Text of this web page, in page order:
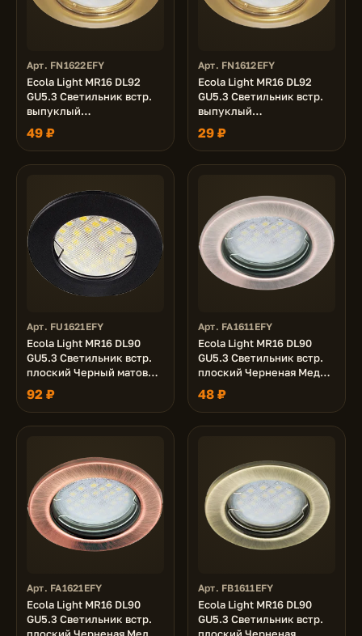
Арт. FN1622EFY
Ecola Light MR16 DL92
GU5.3 Светильник встр.
выпуклый
Перламутровое золото
30x80 - 2pack (кd74)
49 ₽
Арт. FN1612EFY
Ecola Light MR16 DL92
GU5.3 Светильник встр.
выпуклый
Перламутровое золото
30x80 (кd74)
29 ₽
Арт. FU1621EFY
Ecola Light MR16 DL90
GU5.3 Светильник встр.
плоский Черный матовый
30x80 - 2pack (кd74)
92 ₽
Арт. FA1611EFY
Ecola Light MR16 DL90
GU5.3 Светильник встр.
плоский Черненая Медь
30x80 (кd74)
48 ₽
Арт. FA1621EFY
Ecola Light MR16 DL90
GU5.3 Светильник встр.
Арт. FB1611EFY
Ecola Light MR16 DL90
GU5.3 Светильник встр.